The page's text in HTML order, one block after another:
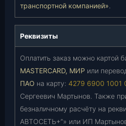
транспортной компанией».
Реквизиты
Оплатить заказ можно картой
MASTERCARD, МИР или
ПАО на карту: 4279 6900 1001
Сергеевич Мартынов. Также
безналичному расчёту на
АВТОСЕТЬ+”» или ИП